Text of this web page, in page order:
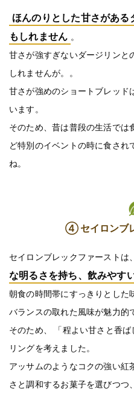
ほんのりとした甘さがあ
もしれません 。
甘さが強すぎないダージリンと
しれませんが。。
甘さが強めのショートブレッド
います。
そのため、昔は普段の生活では
ど特別のイベントの時に食され
ね。
④ セイロンブ
セイロンブレックファーストは、
な明るさを持ち、飲みやす
朝食の時間帯にすっきりとした
バランスの取れた風味が魅力的
そのため、 「程よい甘さと香
リングを考えました。
アッサムのようなコクの強い紅
さと調和するお菓子を選びつつ